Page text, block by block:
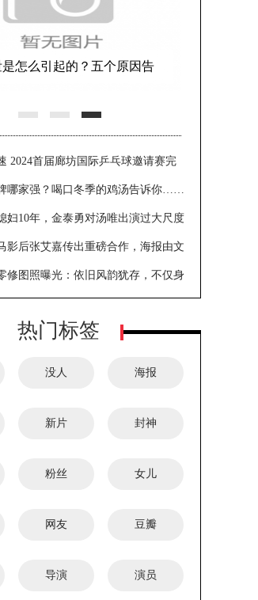
怎么引起的？五个原因告
2024首届廊坊国际乒乓球邀请赛完
哪家强？喝口冬季的鸡汤告诉你……
妇10年，金泰勇对汤唯出演过大尺度
不介意
影后张艾嘉传出重磅合作，海报由文
呈现奇幻世界观
修图照曝光：依旧风韵犹存，不仅身
热门标签
没人 海报
新片 封神
粉丝 女儿
网友 豆瓣
导演 演员